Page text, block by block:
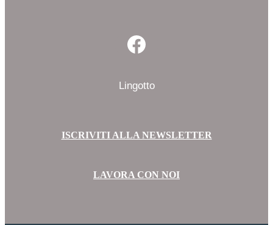
Facebook
Lingotto
ISCRIVITI ALLA NEWSLETTER
LAVORA CON NOI